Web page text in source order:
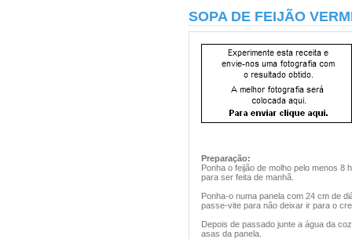
SOPA DE FEIJÃO
Preparação:
Ponha o feijão de molho pelo menos 8
para ser feita de manhã.
Ponha-o numa panela com 24 cm de
passe-vite para não deixar ir para o
Depois de passado junte a água da
asas da panela.